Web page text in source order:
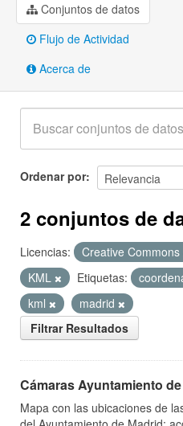
Conjuntos de datos
Flujo de Actividad
Acerca de
Ordenar por
2 conjuntos de
Licencias: Creative Commons
KML
Etiquetas:
kml
madrid
Filtrar Resultados
Cámaras Ayuntamiento
Mapa con las ubicaciones de